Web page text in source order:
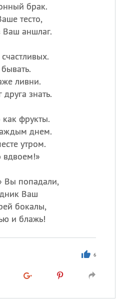
брак.
тесто,
Ваш аншлаг.
ливни.
друга знать.
фрукты.
днем.
утром.
вдвоем!»
Вы попадали,
Ваш
бокалы,
и блажь!
6